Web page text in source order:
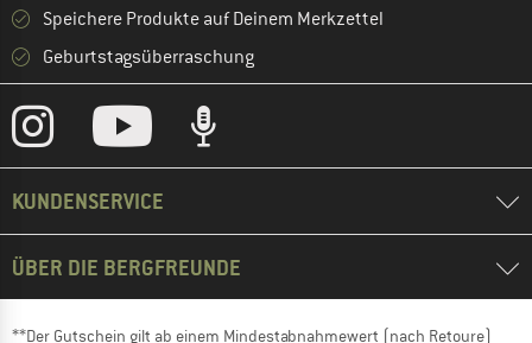
Speichere Produkte auf Deinem Merkzettel
Geburtstagsüberraschung
KUNDENSERVICE
ÜBER DIE BERGFREUNDE
**Der Gutschein gilt ab einem Mindestabnahmewert (nach Retoure)